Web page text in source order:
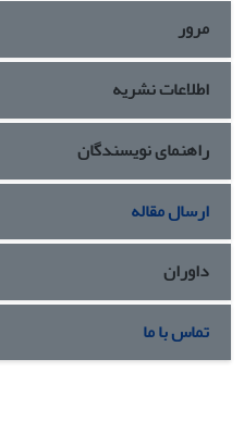
مرور
اطلاعات نشریه
راهنمای نویسندگان
ارسال مقاله
داوران
تماس با ما